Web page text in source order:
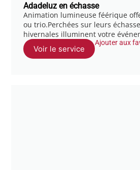
Adadeluz en échasse
Animation lumineuse féérique
ou trio.Perchées sur leurs
hivernales illuminent votre
Voir le service
Ajouter aux